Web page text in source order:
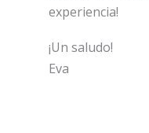
experiencia!
¡Un saludo!
Eva